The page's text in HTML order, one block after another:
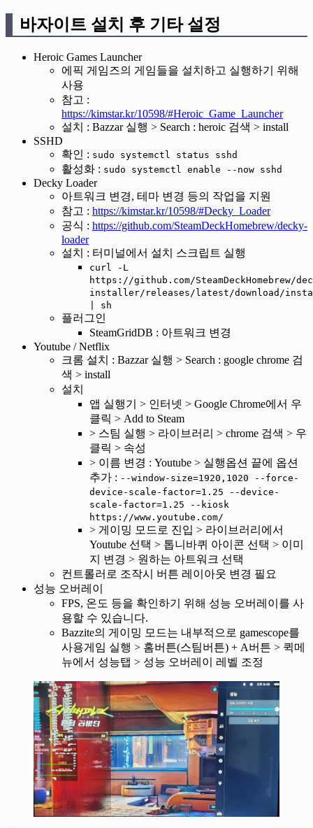
바자이트 설치 후 기타 설정
Heroic Games Launcher
에픽 게임즈의 게임들을 설치하고 실행하기 위해
사용
참고 :
https://kimstar.kr/10598/#Heroic_Game_Launcher
설치 : Bazzar 실행 > Search : heroic 검색 > install
SSHD
확인 : sudo systemctl status sshd
활성화 : sudo systemctl enable --now sshd
Decky Loader
아트워크 변경, 테마 변경 등의 작업을 지원
참고 : https://kimstar.kr/10598/#Decky_Loader
공식 : https://github.com/SteamDeckHomebrew/decky-
loader
설치 : 터미널에서 설치 스크립트 실행
curl -L
https://github.com/SteamDeckHomebrew/
installer/releases/latest/download/
| sh
플러그인
SteamGridDB : 아트워크 변경
Youtube / Netflix
크롬 설치 : Bazzar 실행 > Search : google chrome 검
색 > install
설치
앱 실행기 > 인터넷 > Google Chrome에서 우
클릭 > Add to Steam
> 스팀 실행 > 라이브러리 > chrome 검색 > 우
클릭 > 속성
> 이름 변경 : Youtube > 실행옵션 끝에 옵션
추가 : --window-size=1920,1020 --force-
device-scale-factor=1.25 --device-
scale-factor=1.25 --kiosk
https://www.youtube.com/
> 게이밍 모드로 진입 > 라이브러리에서
Youtube 선택 > 톱니바퀴 아이콘 선택 > 이미
지 변경 > 원하는 아트워크 선택
컨트롤러로 조작시 버튼 레이아웃 변경 필요
성능 오버레이
FPS, 온도 등을 확인하기 위해 성능 오버레이를 사
용할 수 있습니다.
Bazzite의 게이밍 모드는 내부적으로 gamescope를
사용게임 실행 > 홈버튼(스팀버튼) + A버튼 > 퀵메
뉴에서 성능탭 > 성능 오버레이 레벨 조정